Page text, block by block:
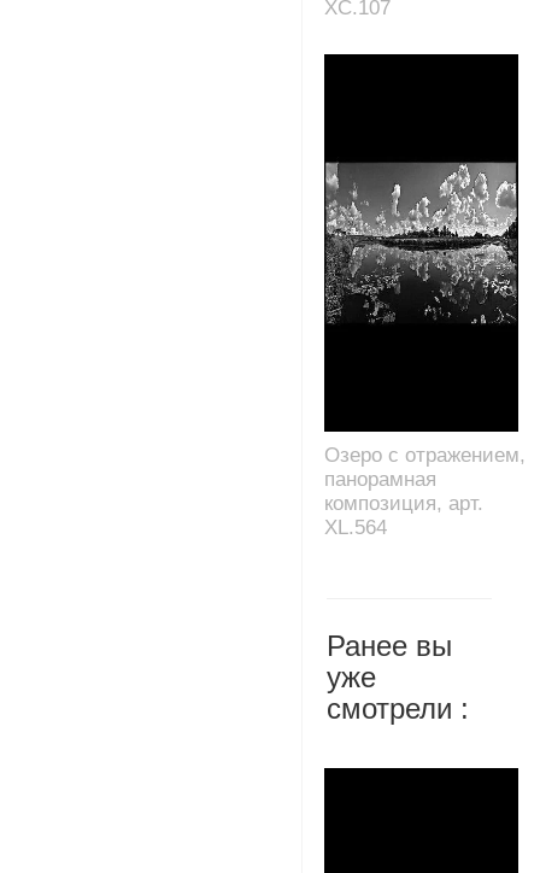
XC.107
Озеро с отражением,
панорамная
композиция, арт.
XL.564
Ранее вы
уже
смотрели :